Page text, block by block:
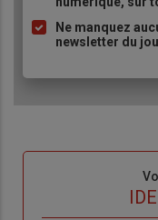
puce
Ne manquez
newsletter du